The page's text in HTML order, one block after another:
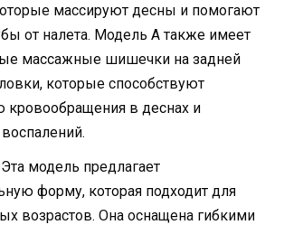
массируют десны и помогают
от налета. Модель A также имеет
массажные шишечки на задней
которые способствуют
кровообращения в деснах и
модель предлагает
форму, которая подходит для
возрастов. Она оснащена гибкими